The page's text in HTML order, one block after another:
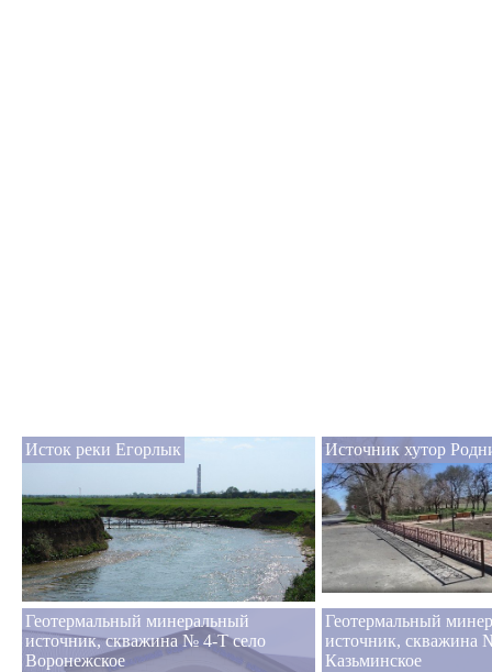
Исток реки Егорлык Источник хутор
Геотермальный минеральный
источник, скважина № 4-Т село
Воронежское
Геотермальный
источник, скважина
Казьминское